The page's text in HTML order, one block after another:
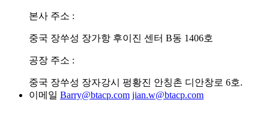
본사 주소 :
중국 장쑤성 장가항 후이진 센터 B동 1406호
공장 주소 :
중국 장쑤성 장자강시 펑황진 안칭촌 디안창로 6호.
이메일 Barry@btacp.com jian.w@btacp.com